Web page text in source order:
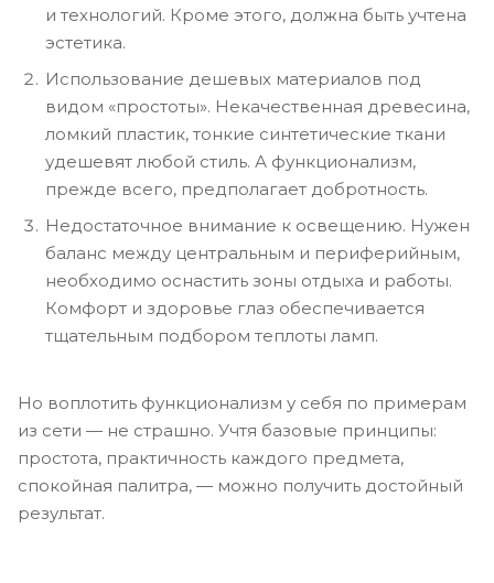
и технологий. Кроме этого, должна быть учтена
эстетика.
Использование дешевых материалов под
видом «простоты». Некачественная древесина,
ломкий пластик, тонкие синтетические ткани
удешевят любой стиль. А функционализм,
прежде всего, предполагает добротность.
Недостаточное внимание к освещению. Нужен
баланс между центральным и периферийным,
необходимо оснастить зоны отдыха и работы.
Комфорт и здоровье глаз обеспечивается
тщательным подбором теплоты ламп.
Но воплотить функционализм у себя по примерам
из сети — не страшно. Учтя базовые принципы:
простота, практичность каждого предмета,
спокойная палитра, — можно получить достойный
результат.